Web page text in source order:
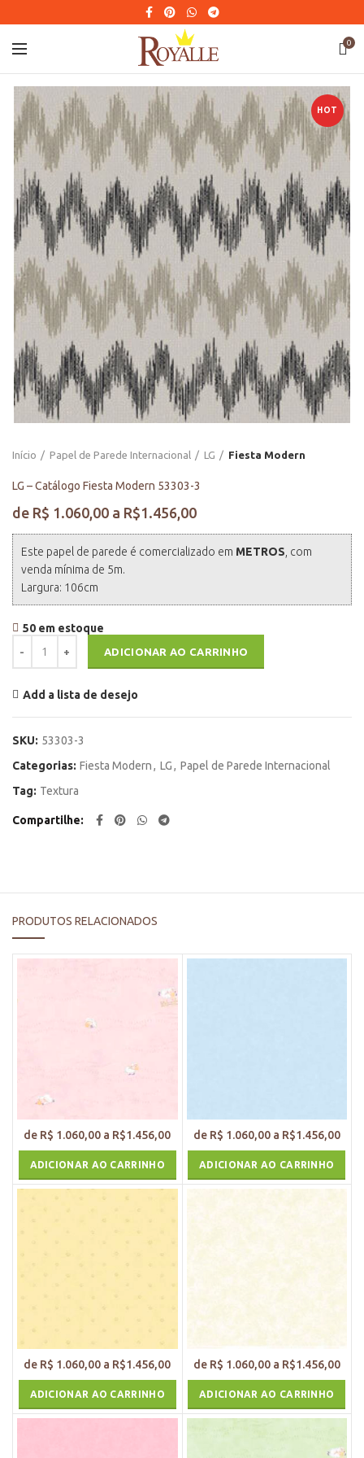
0
HOT
Início Papel de Parede Internacional LG Fiesta Modern
LG – Catálogo Fiesta Modern 53303-3
Este papel de parede é comercializado em METROS , com
venda mínima de 5m.
Largura: 106cm
50 em estoque
ADICIONAR AO CARRINHO
Add a lista de desejo
SKU: 53303-3
Categorias: Fiesta Modern, LG, Papel de Parede Internacional
Tag: Textura
Compartilhe
PRODUTOS RELACIONADOS
ADICIONAR AO CARRINHO ADICIONAR AO CARRINHO
ADICIONAR AO CARRINHO ADICIONAR AO CARRINHO